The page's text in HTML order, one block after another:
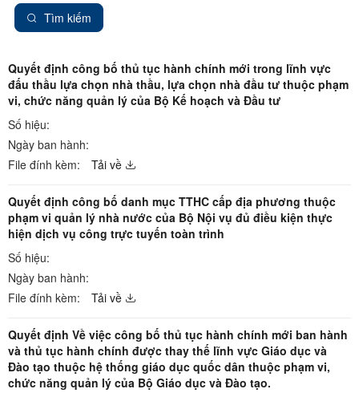
Tìm kiếm
Quyết định công bố thủ tục hành chính mới trong lĩnh vực
đấu thầu lựa chọn nhà thầu, lựa chọn nhà đầu tư thuộc phạm
vi, chức năng quản lý của Bộ Kế hoạch và Đầu tư
Số hiệu:
Ngày ban hành:
File đính kèm:
Tải về
Quyết định công bố danh mục TTHC cấp địa phương thuộc
phạm vi quản lý nhà nước của Bộ Nội vụ đủ điều kiện thực
hiện dịch vụ công trực tuyến toàn trình
Số hiệu:
Ngày ban hành:
File đính kèm:
Tải về
Quyết định Về việc công bố thủ tục hành chính mới ban hành
và thủ tục hành chính được thay thế lĩnh vực Giáo dục và
Đào tạo thuộc hệ thống giáo dục quốc dân thuộc phạm vi,
chức năng quản lý của Bộ Giáo dục và Đào tạo.